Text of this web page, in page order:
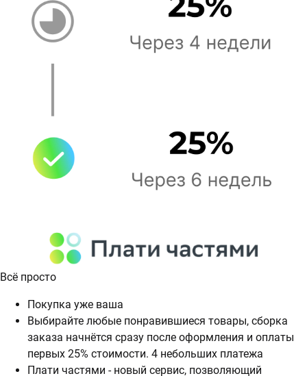
Всё просто
Покупка уже ваша
Выбирайте любые понравившиеся товары, сборка
заказа начнётся сразу после оформления и оплаты
первых 25% стоимости. 4 небольших платежа
Плати частями - новый сервис, позволяющий